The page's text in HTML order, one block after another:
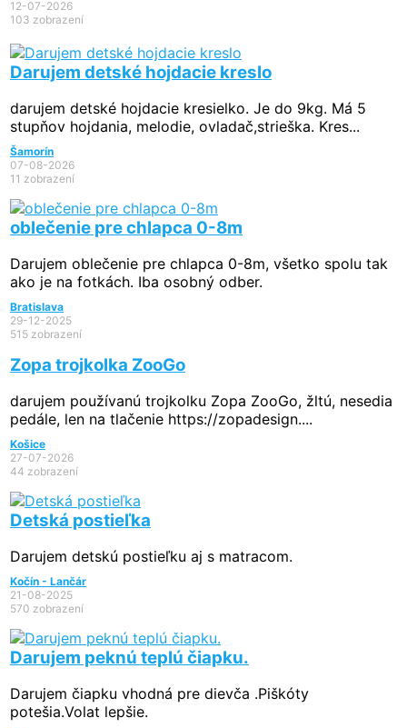
12-07-2026
103 zobrazení
Darujem detské hojdacie kreslo
darujem detské hojdacie kresielko. Je do 9kg. Má 5
stupňov hojdania, melodie, ovladač,strieška. Kres...
Šamorín
07-08-2026
11 zobrazení
oblečenie pre chlapca 0-8m
Darujem oblečenie pre chlapca 0-8m, všetko spolu tak
ako je na fotkách. Iba osobný odber.
Bratislava
29-12-2025
515 zobrazení
Zopa trojkolka ZooGo
darujem používanú trojkolku Zopa ZooGo, žltú, nesedia
pedále, len na tlačenie https://zopadesign....
Košice
27-07-2026
44 zobrazení
Detská postieľka
Darujem detskú postieľku aj s matracom.
Kočín - Lančár
21-08-2025
570 zobrazení
Darujem peknú teplú čiapku.
Darujem čiapku vhodná pre dievča .Piškóty
potešia.Volat lepšie.